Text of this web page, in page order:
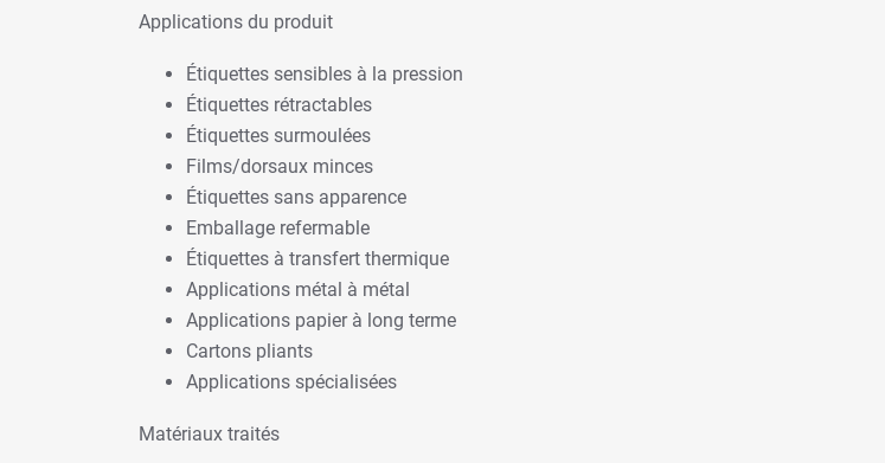
Applications du produit
Étiquettes sensibles à la pression
Étiquettes rétractables
Étiquettes surmoulées
Films/dorsaux minces
Étiquettes sans apparence
Emballage refermable
Étiquettes à transfert thermique
Applications métal à métal
Applications papier à long terme
Cartons pliants
Applications spécialisées
Matériaux traités